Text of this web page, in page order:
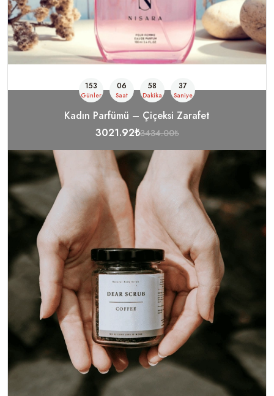
153
Günler
06
Saat
58
Dakika
35
Saniye
Kadın Parfümü – Çiçeksi Zarafet
3021.92₺3434.00₺